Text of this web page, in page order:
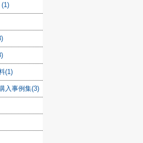
(1)
入事例集(3)